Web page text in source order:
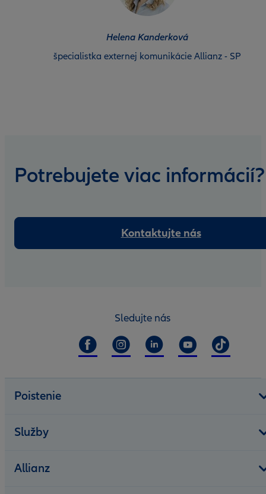
Helena Kanderková
špecialistka externej komunikácie Allianz - SP
Potrebujete viac informácií?
Kontaktujte nás
Sledujte nás
Poistenie
Služby
Allianz